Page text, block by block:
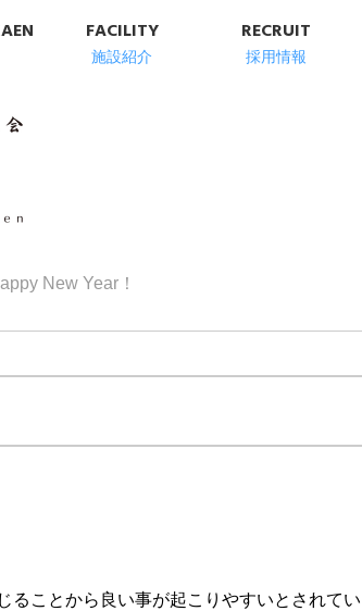
FACILITY
施設紹介
RECRUIT
採用情報
明石市の高齢者
New Year！
ことから良い事が起こりやすいとされて